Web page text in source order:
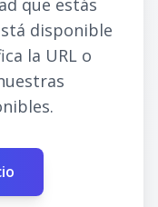
disponible
la URL o